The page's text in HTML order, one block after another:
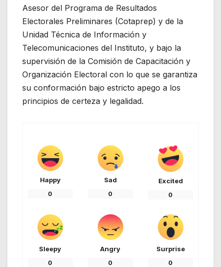
Asesor del Programa de Resultados
Electorales Preliminares (Cotaprep) y de la
Unidad Técnica de Información y
Telecomunicaciones del Instituto, y bajo la
supervisión de la Comisión de Capacitación y
Organización Electoral con lo que se garantiza
su conformación bajo estricto apego a los
principios de certeza y legalidad.
Happy
0
Sad
0
Excited
0
Sleepy
0
Angry
0
Surprise
0